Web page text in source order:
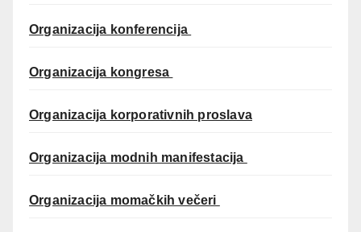
Organizacija konferencija
Organizacija kongresa
Organizacija korporativnih proslava
Organizacija modnih manifestacija
Organizacija momačkih večeri